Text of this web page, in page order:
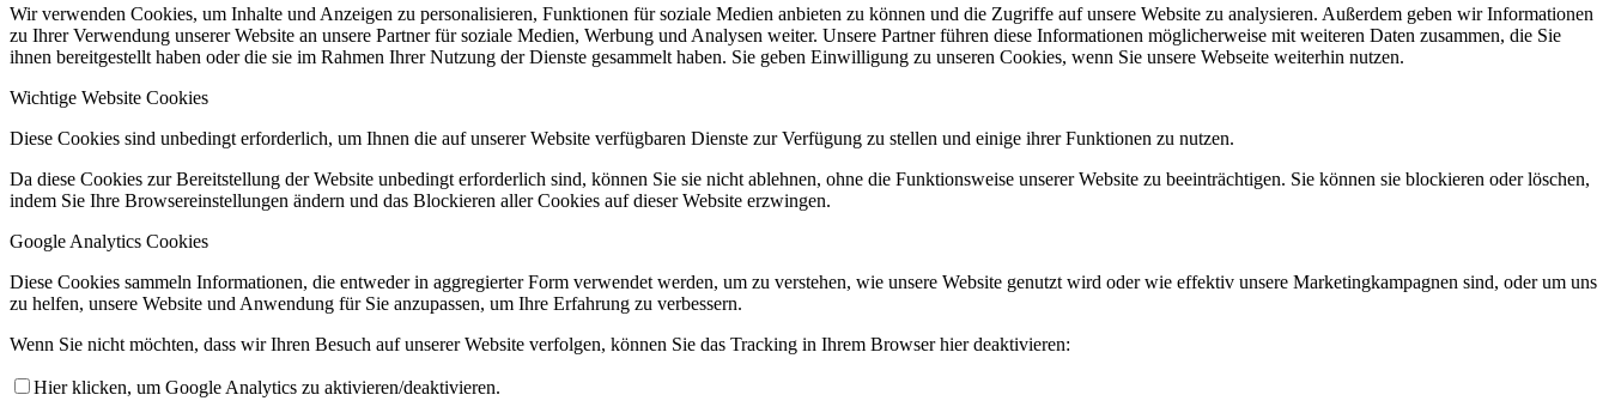
Wir verwenden Cookies, um Inhalte und Anzeigen zu personalisieren, Funktionen für soziale Medien anbieten zu können und die Zugriffe auf unsere Website zu analysieren. Außerdem geben wir Informationen
zu Ihrer Verwendung unserer Website an unsere Partner für soziale Medien, Werbung und Analysen weiter. Unsere Partner führen diese Informationen möglicherweise mit weiteren Daten zusammen, die Sie
ihnen bereitgestellt haben oder die sie im Rahmen Ihrer Nutzung der Dienste gesammelt haben. Sie geben Einwilligung zu unseren Cookies, wenn Sie unsere Webseite weiterhin nutzen.
Wichtige Website Cookies
Diese Cookies sind unbedingt erforderlich, um Ihnen die auf unserer Website verfügbaren Dienste zur Verfügung zu stellen und einige ihrer Funktionen zu nutzen.
Da diese Cookies zur Bereitstellung der Website unbedingt erforderlich sind, können Sie sie nicht ablehnen, ohne die Funktionsweise unserer Website zu beeinträchtigen. Sie können sie blockieren oder löschen,
indem Sie Ihre Browsereinstellungen ändern und das Blockieren aller Cookies auf dieser Website erzwingen.
Google Analytics Cookies
Diese Cookies sammeln Informationen, die entweder in aggregierter Form verwendet werden, um zu verstehen, wie unsere Website genutzt wird oder wie effektiv unsere Marketingkampagnen sind, oder um uns
zu helfen, unsere Website und Anwendung für Sie anzupassen, um Ihre Erfahrung zu verbessern.
Wenn Sie nicht möchten, dass wir Ihren Besuch auf unserer Website verfolgen, können Sie das Tracking in Ihrem Browser hier deaktivieren:
Hier klicken, um Google Analytics zu aktivieren/deaktivieren.